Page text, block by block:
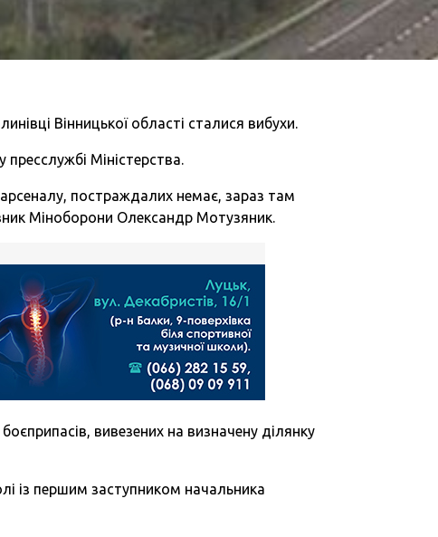
Вінницької області сталися вибухи.
у пресслужбі Міністерства.
постраждалих немає, зараз там
Міноборони Олександр Мотузяник.
вивезених на визначену ділянку
із першим заступником начальника